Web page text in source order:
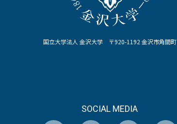
国立大学法人 金沢大学 〒920-1192 金沢市角間町
SOCIAL MEDIA